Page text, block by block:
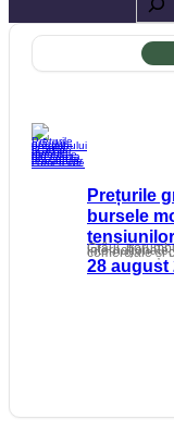
Prețurile
bursele
Grâul, porumbul și soia au închis mai slab pe
28 august